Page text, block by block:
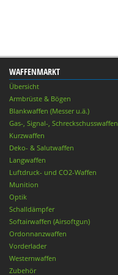
WAFFENMARKT
Übersicht
Armbrüste & Bögen
Blankwaffen (Messer u.ä.)
Gas-, Signal-, Schreckschusswaffen
Kurzwaffen
Deko- & Salutwaffen
Langwaffen
Luftdruck- und CO2-Waffen
Munition
Optik
Schalldämpfer
Softairwaffen (Airsoftgun)
Ordonnanzwaffen
Vorderlader
Westernwaffen
Zubehör